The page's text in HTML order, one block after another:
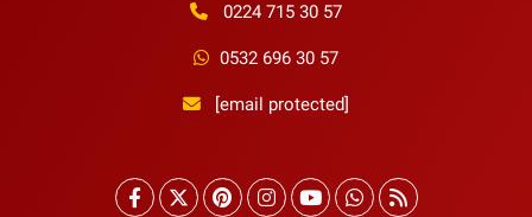
0224 715 30 57
0532 696 30 57
[email protected]